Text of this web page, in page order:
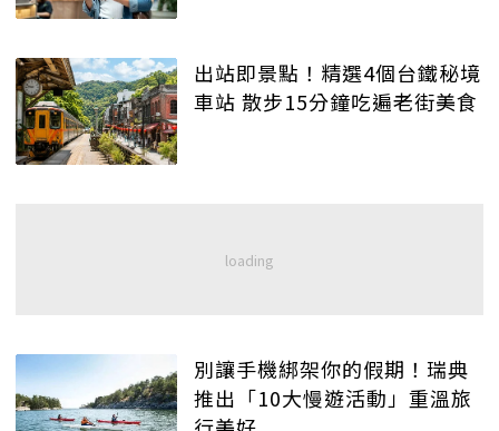
出站即景點！精選4個台鐵秘境
車站 散步15分鐘吃遍老街美食
別讓手機綁架你的假期！瑞典
推出「10大慢遊活動」重溫旅